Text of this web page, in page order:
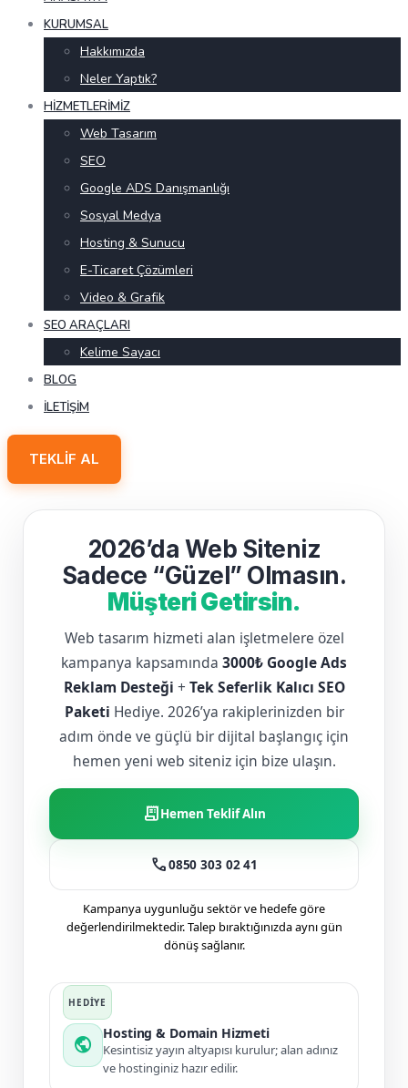
KURUMSAL
Hakkımızda
Neler Yaptık?
HIZMETLERIMIZ
Web Tasarım
SEO
Google ADS Danışmanlığı
Sosyal Medya
Hosting & Sunucu
E-Ticaret Çözümleri
Video & Grafik
SEO ARAÇLARI
Kelime Sayacı
BLOG
İLETIŞIM
TEKLIF AL
2026’da Web Siteniz
Sadece “Güzel” Olmasın.
Müşteri Getirsin.
Web tasarım hizmeti alan işletmelere özel
kampanya kapsamında 3000₺ Google Ads
Reklam Desteği + Tek Seferlik Kalıcı SEO
Paketi Hediye. 2026’ya rakiplerinizden bir
adım önde ve güçlü bir dijital başlangıç için
hemen yeni web siteniz için bize ulaşın.
receipt_longHemen Teklif Alın
call0850 303 02 41
Kampanya uygunluğu sektör ve hedefe göre
değerlendirilmektedir. Talep bıraktığınızda aynı gün
dönüş sağlanır.
public
Hosting & Domain Hizmeti
Kesintisiz yayın altyapısı kurulur; alan adınız
ve hostinginiz hazır edilir.